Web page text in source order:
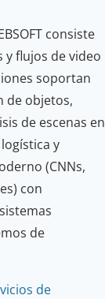
consiste
y flujos de video
soportan
de objetos,
de escenas en
y
(CNNs,
con
de
de